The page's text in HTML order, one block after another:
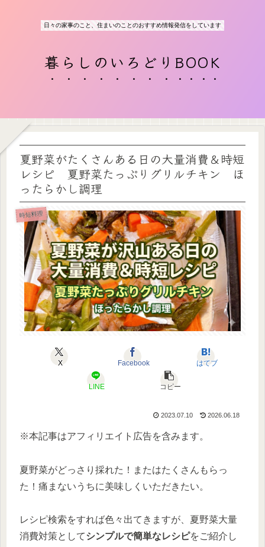
日々の家事のこと、住まいのことのおすすめ情報発信をしています
暮らしのいろどりBOOK
夏野菜がたくさんある日の大量消費＆時短
レシピ 夏野菜たっぷりグリルチキン ほ
ったらかし調理
時短料理
X Facebook はてブ
LINE コピー
2023.07.10 2026.06.18
※本記事はアフィリエイト広告を含みます。
夏野菜がどっさり採れた！またはたくさんもらっ
た！痛まないうちに美味しくいただきたい。
レシピ検索をすれば色々出てきますが、夏野菜大量
消費対策としてシンプルで簡単なレシピをご紹介し